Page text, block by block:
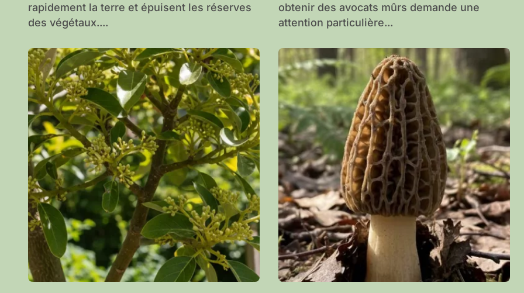
rapidement la terre et épuisent les réserves
des végétaux....
obtenir des avocats mûrs demande une
attention particulière...